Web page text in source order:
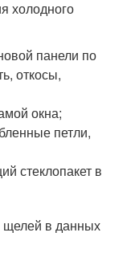
холодного
панели по
откосы,
окна;
петли,
стеклопакет в
в данных